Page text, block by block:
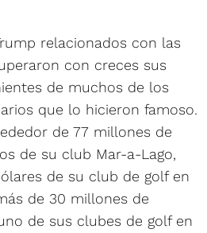
relacionados con las
con creces sus
de muchos de los
que lo hicieron famoso.
de 77 millones de
de su club Mar-a-Lago,
de su club de golf en
de 30 millones de
de sus clubes de golf en